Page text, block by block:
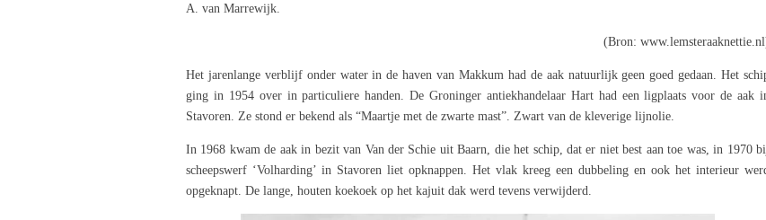
A. van Marrewijk.
(Bron:
Het jarenlange verblijf onder water in de haven van Makkum had de aak natuurlijk geen goed gedaan. Het
ging in 1954 over in particuliere handen. De Groninger antiekhandelaar Hart had een ligplaats voor de aak
Stavoren. Ze stond er bekend als “Maartje met de zwarte mast”. Zwart van de kleverige lijnolie.
In 1968 kwam de aak in bezit van Van der Schie uit Baarn, die het schip, dat er niet best aan toe was, in 1970
scheepswerf ‘Volharding’ in Stavoren liet opknappen. Het vlak kreeg een dubbeling en ook het interieur
opgeknapt. De lange, houten koekoek op het kajuit dak werd tevens verwijderd.